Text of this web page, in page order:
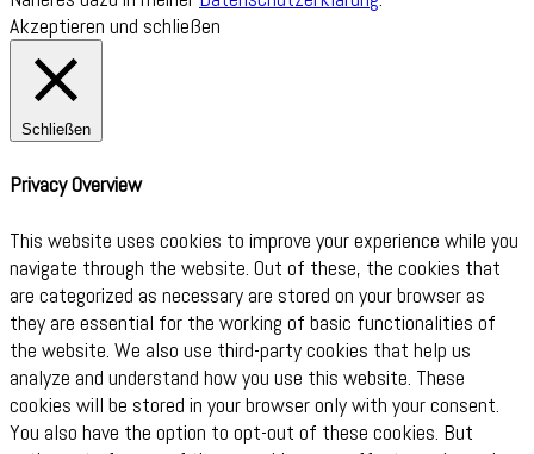
Akzeptieren und schließen
Schließen
Privacy Overview
This website uses cookies to improve your experience while you
navigate through the website. Out of these, the cookies that
are categorized as necessary are stored on your browser as
they are essential for the working of basic functionalities of
the website. We also use third-party cookies that help us
analyze and understand how you use this website. These
cookies will be stored in your browser only with your consent.
You also have the option to opt-out of these cookies. But